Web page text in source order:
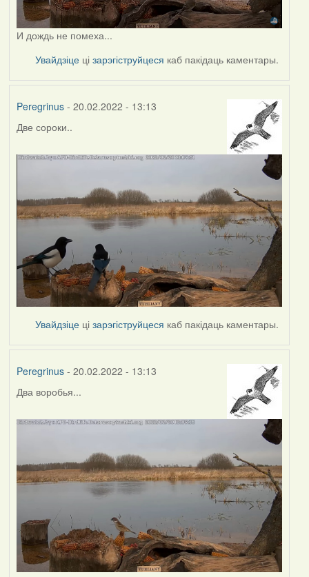
И дождь не помеха...
Увайдзіце цізарэгіструйцеся каб пакідаць каментары.
Peregrinus- 20.02.2022 - 13:13
Две сороки..
Увайдзіце цізарэгіструйцеся каб пакідаць каментары.
Peregrinus- 20.02.2022 - 13:13
Два воробья...